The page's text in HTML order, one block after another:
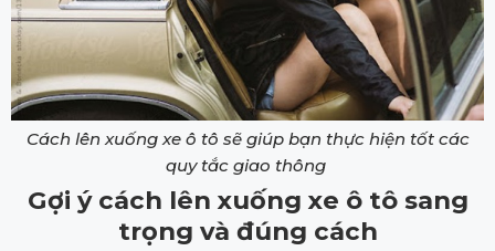
Cách lên xuống xe ô tô sẽ giúp bạn thực hiện tốt các
quy tắc giao thông
Gợi ý cách lên xuống xe ô tô sang
trọng và đúng cách